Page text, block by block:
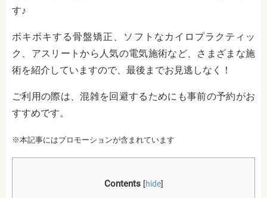
す♪
ボキボキする骨盤矯正、ソフトなカイロプラクティッ
ク、アスリートから人気の電気施術など、さまざまな施
術を紹介していますので、最後までお見逃しなく！
ご利用の際は、混雑を回避するためにも事前の予約がお
すすめです。
※本記事にはプロモーションが含まれています
Contents [hide]